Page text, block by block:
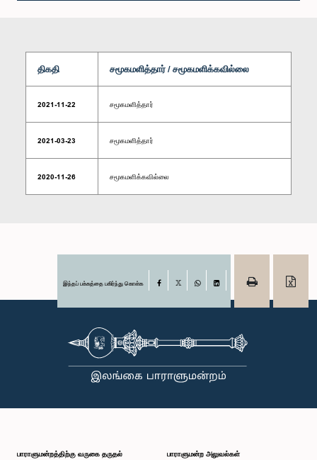
திகதி சமூகமளித்தார் / சமூகமளிக்கவில்லை
2021-11-22 சமூகமளித்தார்
2021-03-23 சமூகமளித்தார்
2020-11-26 சமூகமளிக்கவில்லை
இந்தப் பக்கத்தை பகிர்ந்து கொள்க Facebook
பாராளுமன்றத்திற்கு வருகை தருதல் பாராளுமன்ற அலுவல்கள்